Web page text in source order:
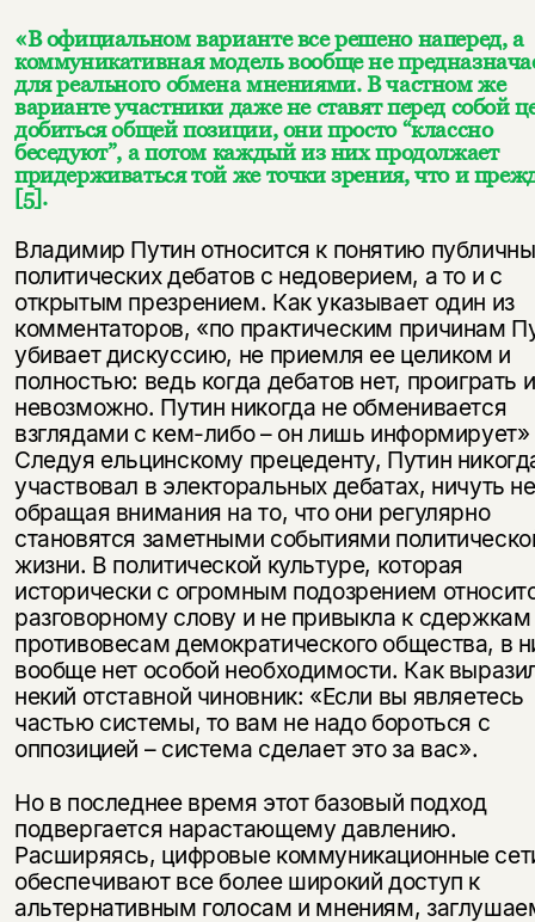
«В официальном варианте все решено наперед, а
коммуникативная модель вообще не
для реального обмена мнениями. В частном же
варианте участники даже не ставят перед собой
добиться общей позиции, они просто “классно
беседуют”, а потом каждый из них продолжает
придерживаться той же точки зрения, что и
[5].
Владимир Путин относится к понятию
политических дебатов с недоверием, а то и с
открытым презрением. Как указывает один из
комментаторов, «по практическим причинам
убивает дискуссию, не приемля ее целиком и
полностью: ведь когда дебатов нет, проиграть
невозможно. Путин никогда не обменивается
взглядами с кем-либо – он лишь информирует»
Следуя ельцинскому прецеденту, Путин
участвовал в электоральных дебатах, ничуть не
обращая внимания на то, что они регулярно
становятся заметными событиями
жизни. В политической культуре, которая
исторически с огромным подозрением
разговорному слову и не привыкла к сдержкам
противовесам демократического общества, в
вообще нет особой необходимости. Как
некий отставной чиновник: «Если вы являетесь
частью системы, то вам не надо бороться с
оппозицией – система сделает это за вас».
Но в последнее время этот базовый подход
подвергается нарастающему давлению.
Расширяясь, цифровые коммуникационные
обеспечивают все более широкий доступ к
альтернативным голосам и мнениям,